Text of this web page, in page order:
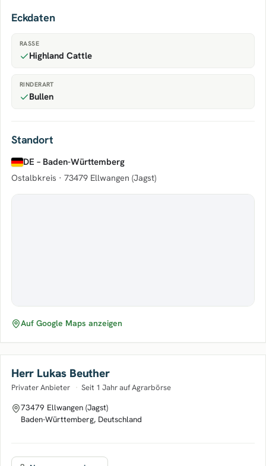
Eckdaten
RASSE
Highland Cattle
RINDERART
Bullen
Standort
DE – Baden-Württemberg
Ostalbkreis · 73479 Ellwangen (Jagst)
Auf Google Maps anzeigen
Herr Lukas Beuther
Privater Anbieter · Seit 1 Jahr auf Agrarbörse
73479 Ellwangen (Jagst)
Baden-Württemberg, Deutschland